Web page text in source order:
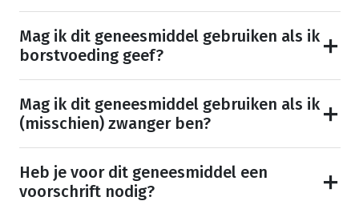
Mag ik dit geneesmiddel gebruiken als ik
borstvoeding geef?
Mag ik dit geneesmiddel gebruiken als ik
(misschien) zwanger ben?
Heb je voor dit geneesmiddel een
voorschrift nodig?